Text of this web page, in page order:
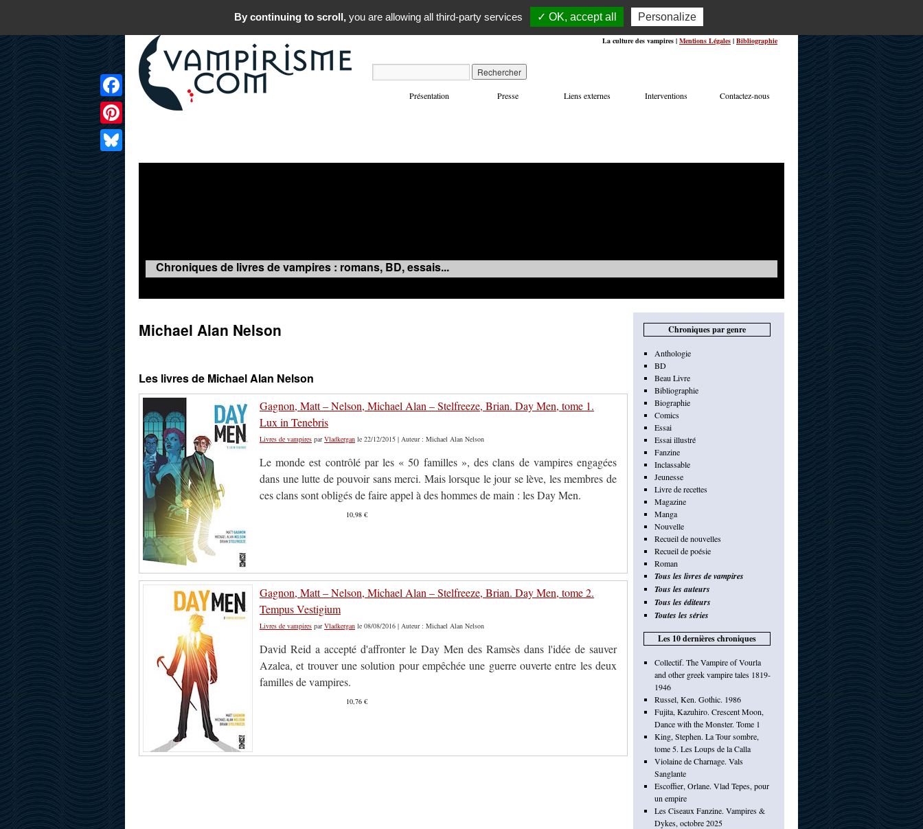
La culture des vampires | Mentions Légales | Bibliographie
Présentation Presse Liens externes Interventions Contactez-nous
Chroniques de livres de vampires : romans, BD, essais...
Michael Alan Nelson
Les livres de Michael Alan Nelson
Gagnon, Matt – Nelson, Michael Alan – Stelfreeze, Brian. Day Men, tome 1.
Lux in Tenebris
Livres de vampires parVladkergan le 22/12/2015 | Auteur : Michael Alan Nelson
Le monde est contrôlé par les « 50 familles », des clans de vampires engagées
dans une lutte de pouvoir sans merci. Mais lorsque le jour se lève, les membres de
ces clans sont obligés de faire appel à des hommes de main : les Day Men.
10,98 €
Gagnon, Matt – Nelson, Michael Alan – Stelfreeze, Brian. Day Men, tome 2.
Tempus Vestigium
Livres de vampires parVladkergan le 08/08/2016 | Auteur : Michael Alan Nelson
David Reid a accepté d'affronter le Day Men des Ramsès dans l'idée de sauver
Azalea, et trouver une solution pour empêchée une guerre ouverte entre les deux
familles de vampires.
10,76 €
Facebook
Pinterest
Bluesky
Chroniques par genre
Anthologie
BD
Beau Livre
Bibliographie
Biographie
Comics
Essai
Essai illustré
Fanzine
Inclassable
Jeunesse
Livre de recettes
Magazine
Manga
Nouvelle
Recueil de nouvelles
Recueil de poésie
Roman
Tous les livres de vampires
Tous les auteurs
Tous les éditeurs
Toutes les séries
Les 10 dernières chroniques
Collectif. The Vampire of Vourla
and other greek vampire tales 1819-
1946
Russel, Ken. Gothic. 1986
Fujita, Kazuhiro. Crescent Moon,
Dance with the Monster. Tome 1
King, Stephen. La Tour sombre,
tome 5. Les Loups de la Calla
Violaine de Charnage. Vals
Sanglante
Escoffier, Orlane. Vlad Tepes, pour
un empire
Les Ciseaux Fanzine. Vampires &
Dykes, octobre 2025
By continuing to scroll,you are allowing all third-party services ✓ OK, accept all Personalize